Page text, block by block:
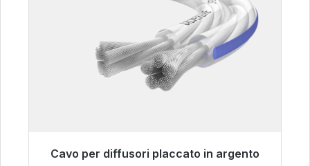
Cavo per diffusori placcato in argento
Pronto per la spedizione immediata, tempo di